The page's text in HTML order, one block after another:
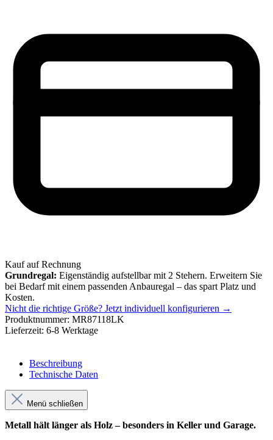
Kauf auf Rechnung
Grundregal: Eigenständig aufstellbar mit 2 Stehern. Erweitern Sie
bei Bedarf mit einem passenden Anbauregal – das spart Platz und
Kosten.
Nicht die richtige Größe? Jetzt individuell konfigurieren →
Produktnummer: MR87118LK
Lieferzeit: 6-8 Werktage
Beschreibung
Technische Daten
Menü schließen
Metall hält länger als Holz – besonders in Keller und Garage.